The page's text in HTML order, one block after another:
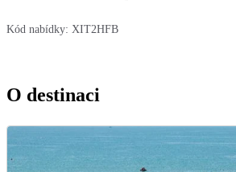
Kód nabídky: XIT2HFB
O destinaci